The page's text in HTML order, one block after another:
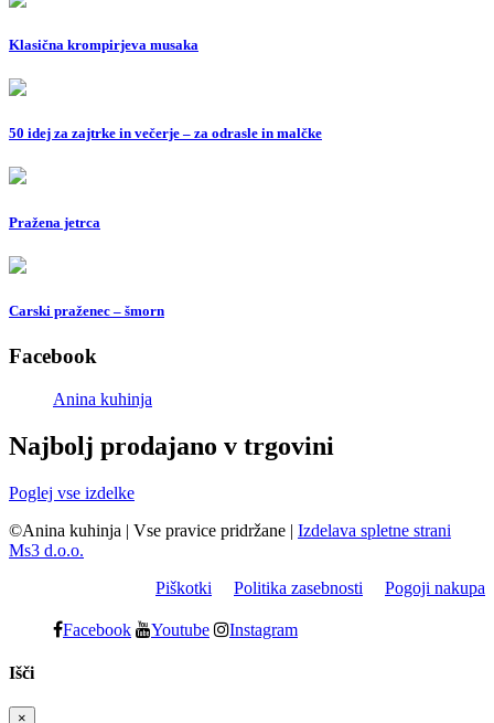
Klasična krompirjeva musaka
50 idej za zajtrke in večerje – za odrasle in malčke
Pražena jetrca
Carski praženec – šmorn
Facebook
Anina kuhinja
Najbolj prodajano v trgovini
Poglej vse izdelke
©Anina kuhinja | Vse pravice pridržane | Izdelava spletne strani
Ms3 d.o.o.
Piškotki
Politika zasebnosti Pogoji nakupa
Facebook Youtube Instagram
Išči
×